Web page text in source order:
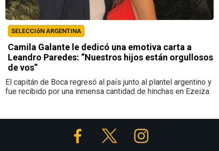
SELECCIóN ARGENTINA
Camila Galante le dedicó una emotiva carta a
Leandro Paredes: “Nuestros hijos están orgullosos
de vos”
El capitán de Boca regresó al país junto al plantel argentino y
fue recibido por una inmensa cantidad de hinchas en Ezeiza.